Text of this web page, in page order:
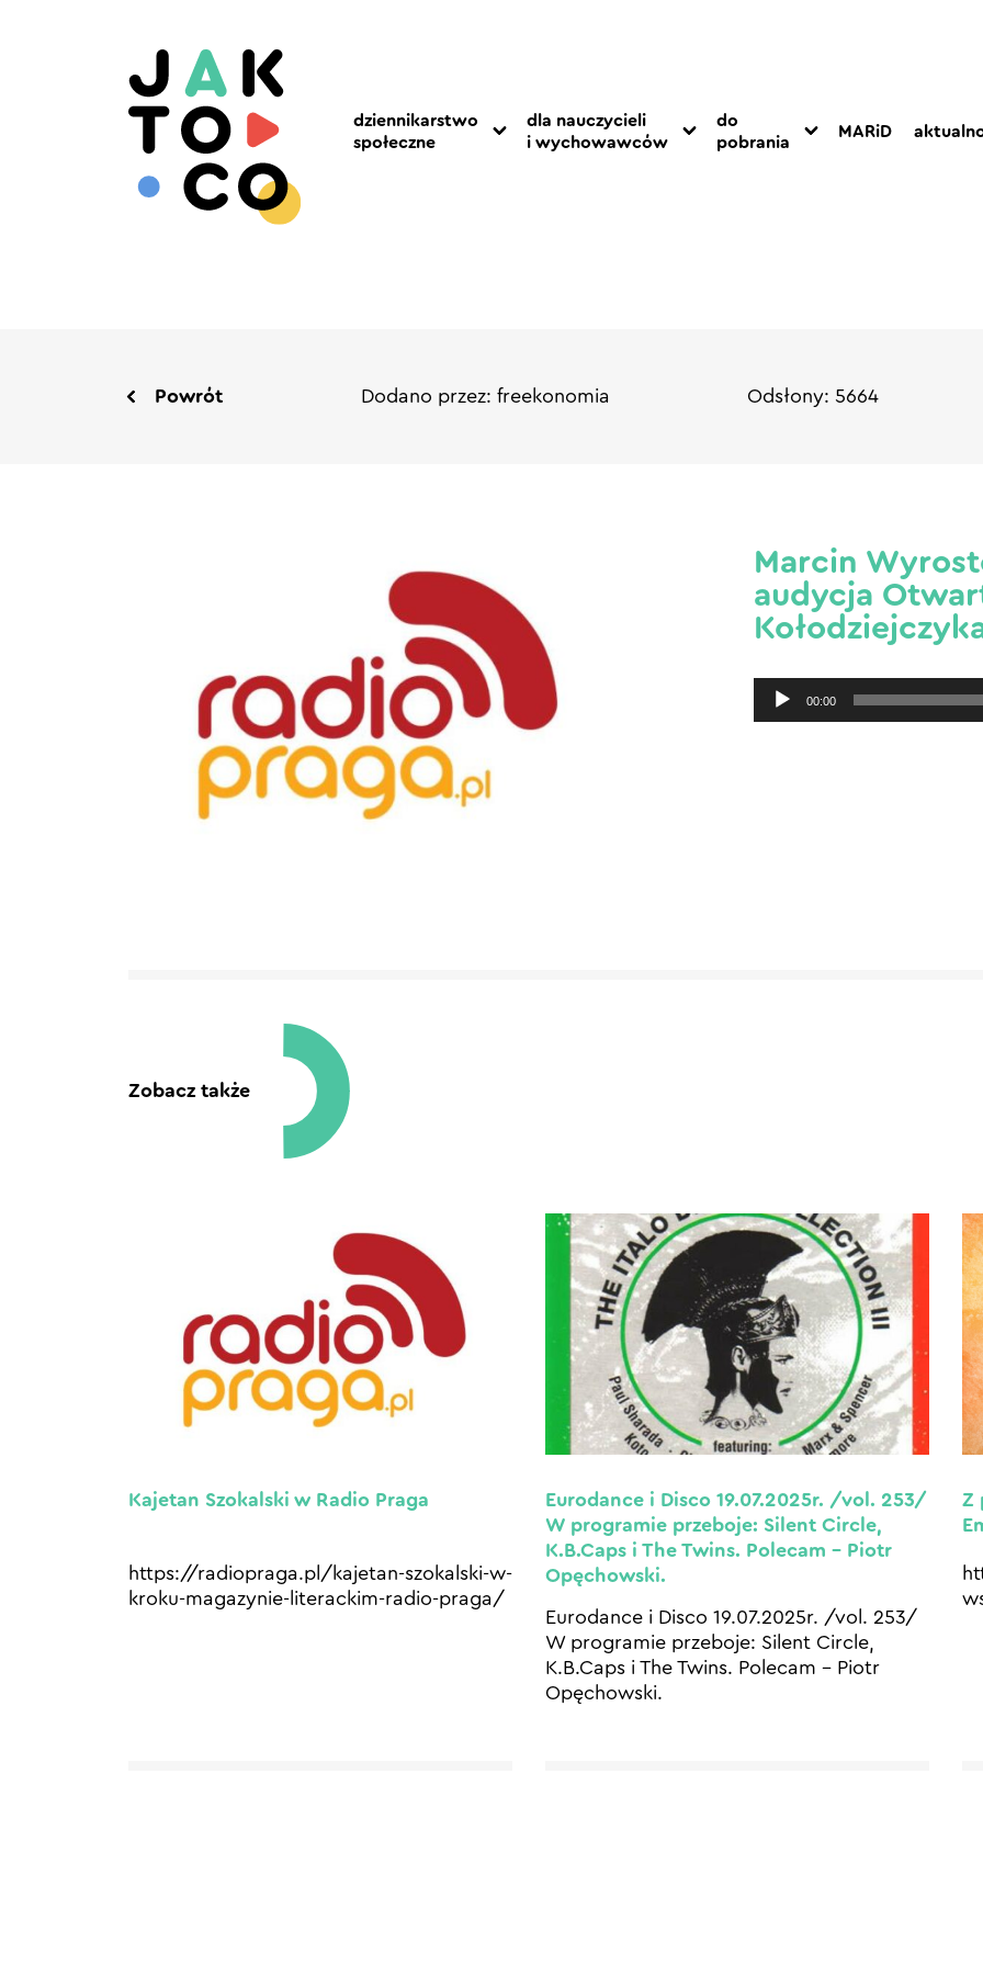
dziennikarstwo
społeczne
dla nauczycieli
i wychowawców
do
pobrania
MARiD
Powrót Dodano przez: freekonomia Odsłony: 5664
Marcin
audycja
Odtwarzacz
plików
00:00
Zobacz także
Kajetan Szokalski w Radio Praga
https://radiopraga.pl/kajetan-szokalski-w-
kroku-magazynie-literackim-radio-praga/
Eurodance i Disco 19.07.2025r. /vol. 253/
W programie przeboje: Silent Circle,
K.B.Caps i The Twins. Polecam – Piotr
Opęchowski.
Eurodance i Disco 19.07.2025r. /vol. 253/
W programie przeboje: Silent Circle,
K.B.Caps i The Twins. Polecam – Piotr
Opęchowski.
Z